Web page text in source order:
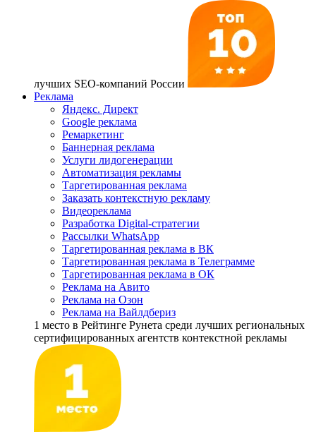
лучших SEO-компаний России
Реклама
Яндекс. Директ
Google реклама
Ремаркетинг
Баннерная реклама
Услуги лидогенерации
Автоматизация рекламы
Таргетированная реклама
Заказать контекстную рекламу
Видеореклама
Разработка Digital-стратегии
Рассылки WhatsApp
Таргетированная реклама в ВК
Таргетированная реклама в Телеграмме
Таргетированная реклама в ОК
Реклама на Авито
Реклама на Озон
Реклама на Вайлдбериз
1 место в Рейтинге Рунета cреди лучших региональных
сертифицированных агентств контекстной рекламы